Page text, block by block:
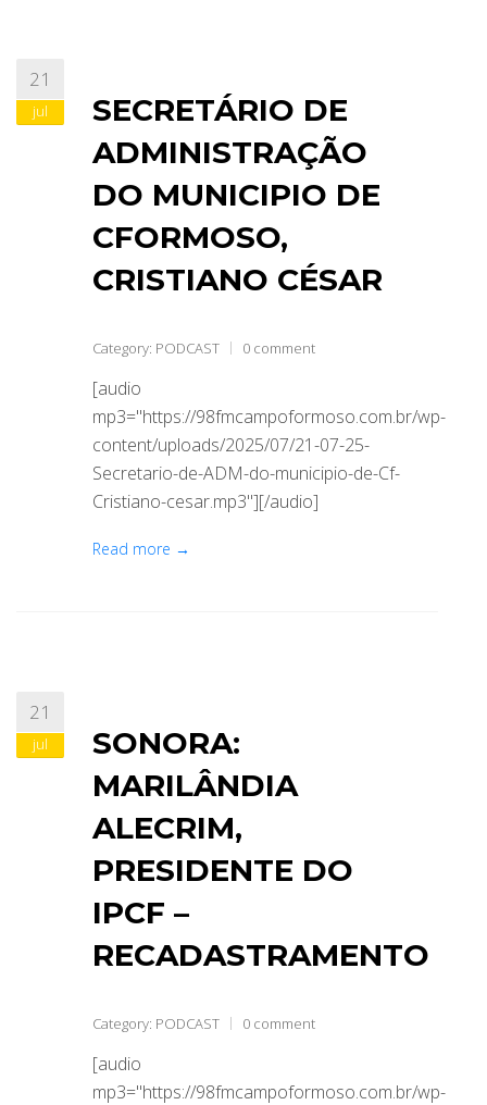
21
jul
SECRETÁRIO DE
ADMINISTRAÇÃO
DO MUNICIPIO DE
CFORMOSO,
CRISTIANO CÉSAR
Category: PODCAST 0 comment
[audio
mp3="https://98fmcampoformoso.com.br/wp-
content/uploads/2025/07/21-07-25-
Secretario-de-ADM-do-municipio-de-Cf-
Cristiano-cesar.mp3"][/audio]
Read more →
21
jul
SONORA:
MARILÂNDIA
ALECRIM,
PRESIDENTE DO
IPCF –
RECADASTRAMENTO
Category: PODCAST 0 comment
[audio
mp3="https://98fmcampoformoso.com.br/wp-